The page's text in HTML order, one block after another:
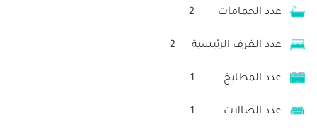
عدد الحمامات 2
عدد الغرف الرئيسية 2
عدد المطابخ 1
عدد الصالات 1